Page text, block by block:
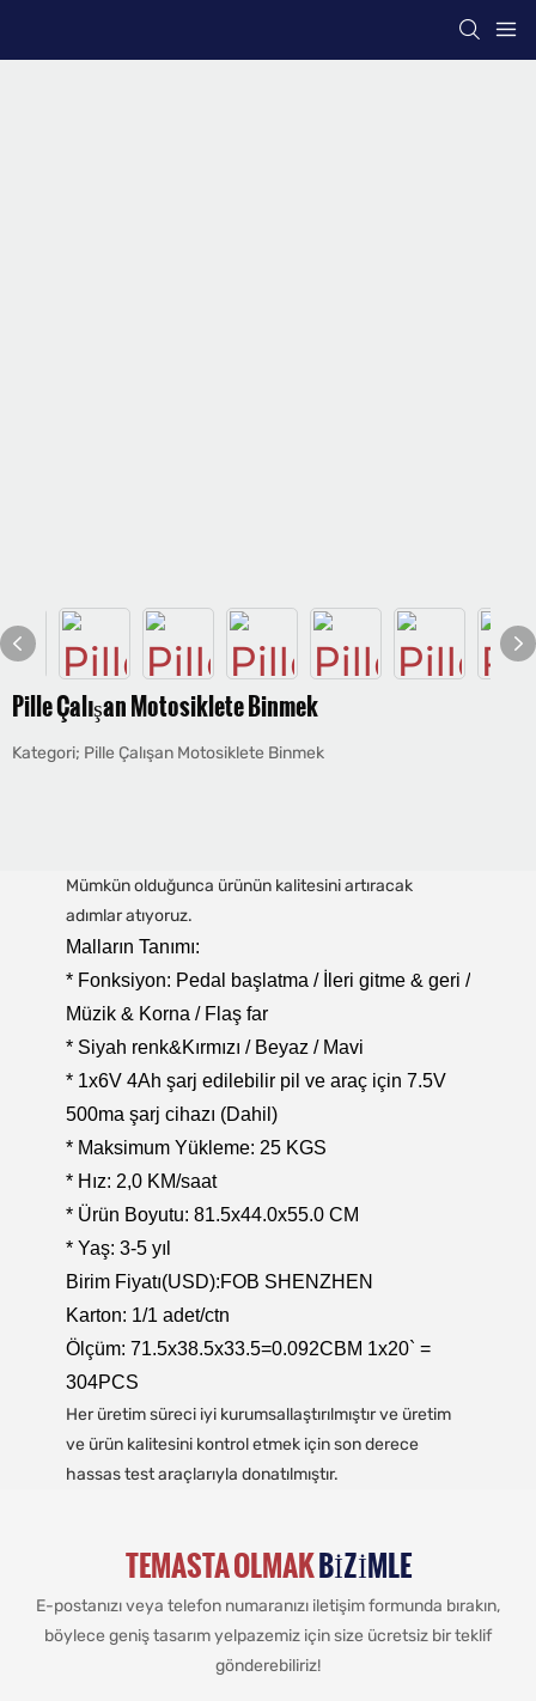
Pille Çalışan Motosiklete Binmek
Kategori; Pille Çalışan Motosiklete Binmek
Mümkün olduğunca ürünün kalitesini artıracak
adımlar atıyoruz.
Malların Tanımı:
* Fonksiyon: Pedal başlatma / İleri gitme & geri /
Müzik & Korna / Flaş far
* Siyah renk&Kırmızı / Beyaz / Mavi
* 1x6V 4Ah şarj edilebilir pil ve araç için 7.5V
500ma şarj cihazı (Dahil)
* Maksimum Yükleme: 25 KGS
* Hız: 2,0 KM/saat
* Ürün Boyutu: 81.5x44.0x55.0 CM
* Yaş: 3-5 yıl
Birim Fiyatı(USD):FOB SHENZHEN
Karton: 1/1 adet/ctn
Ölçüm: 71.5x38.5x33.5=0.092CBM 1x20` =
304PCS
Her üretim süreci iyi kurumsallaştırılmıştır ve üretim
ve ürün kalitesini kontrol etmek için son derece
hassas test araçlarıyla donatılmıştır.
TEMASTA OLMAKBIZIMLE
E-postanızı veya telefon numaranızı iletişim formunda bırakın,
böylece geniş tasarım yelpazemiz için size ücretsiz bir teklif
gönderebiliriz!